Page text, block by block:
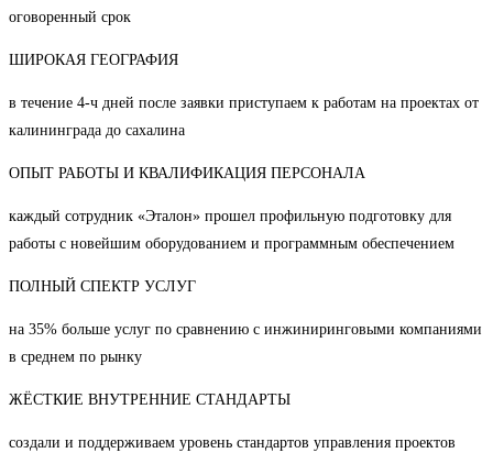
оговоренный срок
ШИРОКАЯ ГЕОГРАФИЯ
в течение 4-ч дней после заявки приступаем к работам на проектах от
калининграда до сахалина
ОПЫТ РАБОТЫ И КВАЛИФИКАЦИЯ ПЕРСОНАЛА
каждый сотрудник «Эталон» прошел профильную подготовку для
работы с новейшим оборудованием и программным обеспечением
ПОЛНЫЙ СПЕКТР УСЛУГ
на 35% больше услуг по сравнению с инжиниринговыми компаниями
в среднем по рынку
ЖЁСТКИЕ ВНУТРЕННИЕ СТАНДАРТЫ
создали и поддерживаем уровень стандартов управления проектов